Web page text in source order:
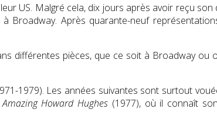
US. Malgré cela, dix jours après avoir reçu
Broadway. Après quarante-neuf
différentes pièces, que ce soit à Broadway ou
1979). Les années suivantes sont surtout
Amazing Howard Hughes (1977), où il connaît